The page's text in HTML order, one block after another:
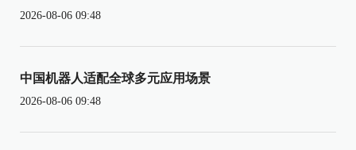
2026-08-06 09:48
中国机器人适配全球多元应用场景
2026-08-06 09:48